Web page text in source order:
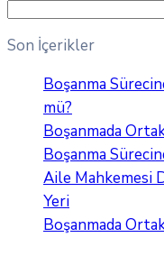
Son İçerikler
Boşanma
mü?
Boşanmada
Boşanma
Aile Mahkemesi
Yeri
Boşanmada